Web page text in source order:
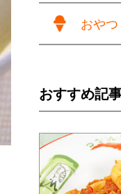
おやつ
おすすめ記